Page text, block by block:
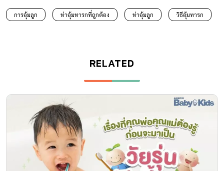
การอุ้มลูก ท่าอุ้มทารกที่ถูกต้อง ท่าอุ้มลูก วิธีอุ้มทารก
RELATED